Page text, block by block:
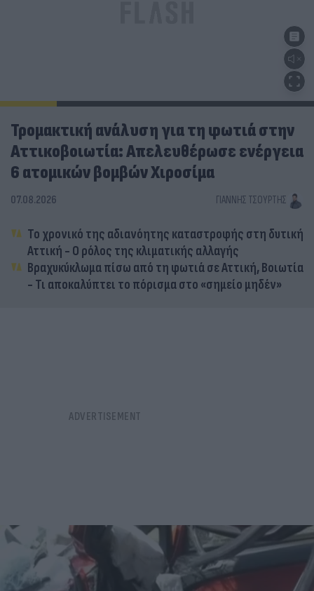
Τρομακτική ανάλυση για τη φωτιά στην
Αττικοβοιωτία: Απελευθέρωσε ενέργεια
6 ατομικών βομβών Χιροσίμα
07.08.2026 ΓΙΆΝΝΗΣ ΤΣΟΎΡΤΗΣ
Το χρονικό της αδιανόητης καταστροφής στη δυτική
Αττική - Ο ρόλος της κλιματικής αλλαγής
Βραχυκύκλωμα πίσω από τη φωτιά σε Αττική, Βοιωτία
- Τι αποκαλύπτει το πόρισμα στο «σημείο μηδέν»